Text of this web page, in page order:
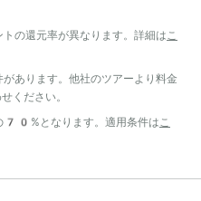
還元率が異なります。詳細はこ
ります。他社のツアーより料金
ください。
となります。適用条件はこ